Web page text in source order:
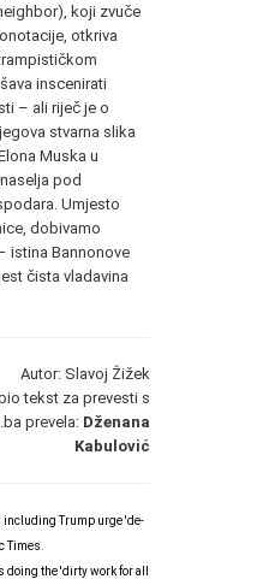
koji zvuče
otkriva
inscenirati
– ali riječ je o
stvarna slika
Muska u
pod
Umjesto
dobivamo
istina Bannonove
čista vladavina
Autor: Slavoj Žižek
tekst za prevesti s
prevela: Dženana
Kabulović
including Trump urge 'de-
Times
the 'dirty work for all